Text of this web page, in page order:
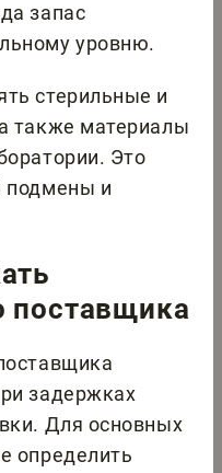
запас
уровню.
стерильные и
также материалы
Это
подмены и
поставщика
задержках
Для основных
определить